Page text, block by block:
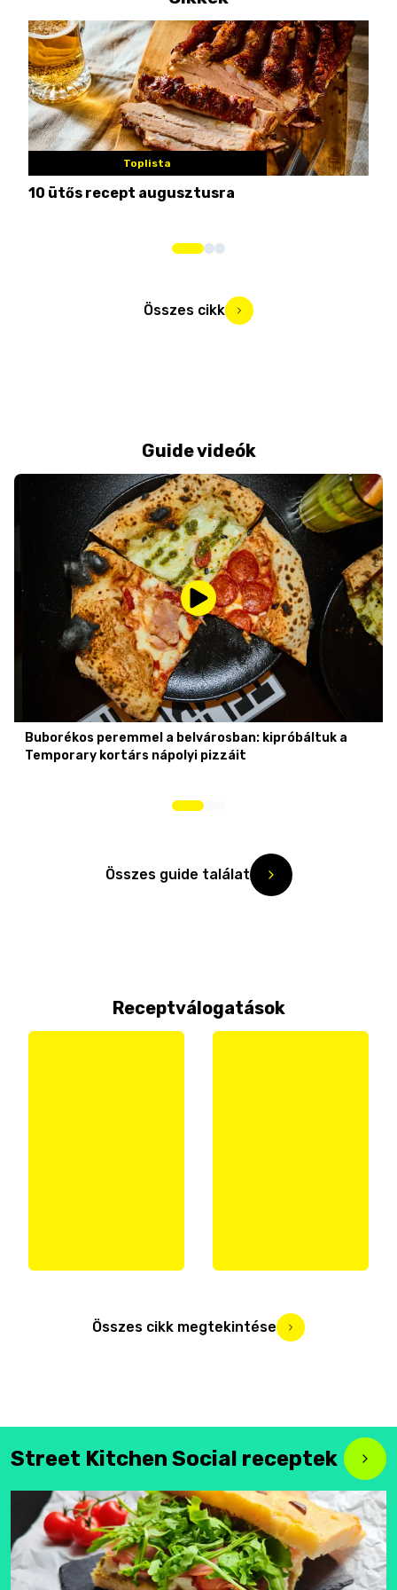
Toplista
10 ütős recept augusztusra
Összes cikk
Guide videók
Buborékos peremmel a belvárosban: kipróbáltuk a
Temporary kortárs nápolyi pizzáit
Összes guide találat
Receptválogatások
Összes cikk megtekintése
Street Kitchen Social receptek